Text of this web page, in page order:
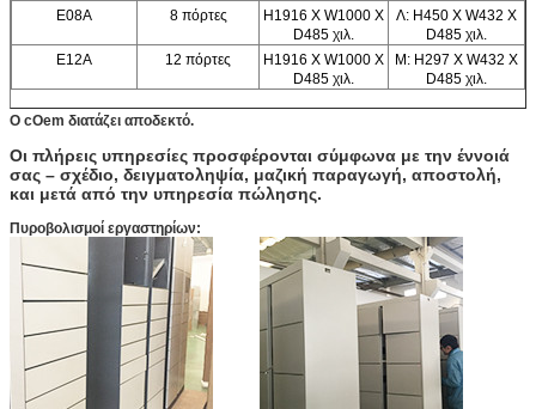
E08A
8 πόρτες
H1916 Χ W1000 Χ
D485 χιλ.
Λ: H450 Χ W432 Χ
D485 χιλ.
E12A
12 πόρτες
H1916 Χ W1000 Χ
D485 χιλ.
Μ: H297 Χ W432 Χ
D485 χιλ.
Ο cOem διατάζει αποδεκτό.
Οι πλήρεις υπηρεσίες προσφέρονται σύμφωνα με την έννοιά
σας – σχέδιο, δειγματοληψία, μαζική παραγωγή, αποστολή,
και μετά από την υπηρεσία πώλησης.
Πυροβολισμοί εργαστηρίων: